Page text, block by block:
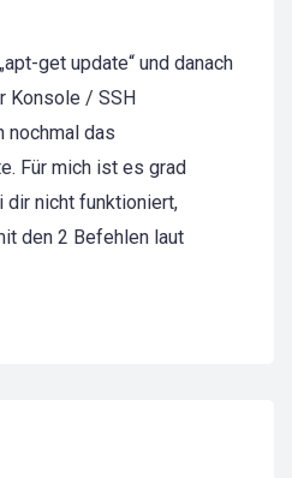
get update“ und danach
Konsole / SSH
nochmal das
Für mich ist es grad
dir nicht funktioniert,
den 2 Befehlen laut